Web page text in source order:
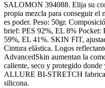
SALOMON 394088. Elija su
propia mezcla para conseguir el
es poder. Peso: 50gr.
brief: PES 92%, EL 8%
59%, EL 41%. SKIN FIT,
Cintura elástica. Logos
AdvancedSkin aumentan la
caliente, seco y protegido
ALLURE BI-STRETCH
silicona.